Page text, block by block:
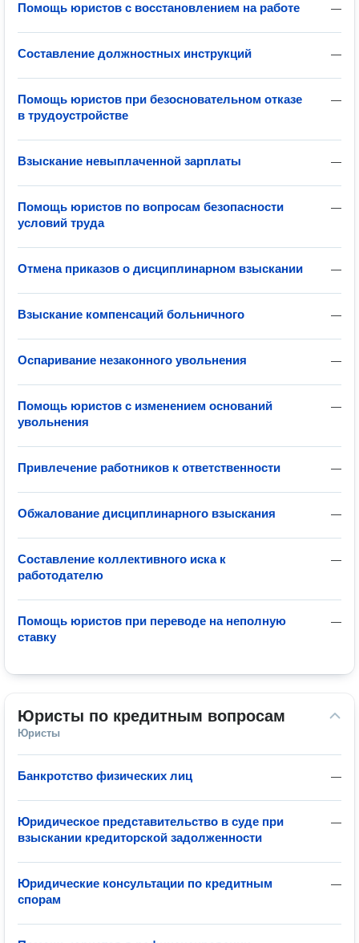
—
Помощь юристов с восстановлением на работе
—
Составление должностных инструкций
—
Помощь юристов при безосновательном отказе
в трудоустройстве
—
Взыскание невыплаченной зарплаты
—
Помощь юристов по вопросам безопасности
условий труда
—
Отмена приказов о дисциплинарном взыскании
—
Взыскание компенсаций больничного
—
Оспаривание незаконного увольнения
—
Помощь юристов с изменением оснований
увольнения
—
Привлечение работников к ответственности
—
Обжалование дисциплинарного взыскания
—
Составление коллективного иска к
работодателю
—
Помощь юристов при переводе на неполную
ставку
Юристы по кредитным вопросам
Юристы
—
Банкротство физических лиц
—
Юридическое представительство в суде при
взыскании кредиторской задолженности
—
Юридические консультации по кредитным
спорам